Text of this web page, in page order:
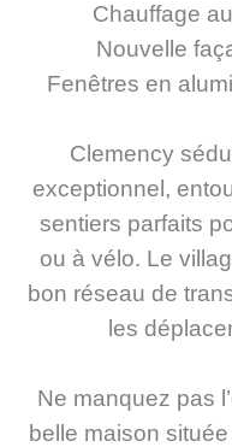
Chauffage
Nouvelle
Fenêtres en
Clemency
exceptionnel,
sentiers parfaits
ou à vélo. Le
bon réseau de
les
Ne manquez pas
belle maison